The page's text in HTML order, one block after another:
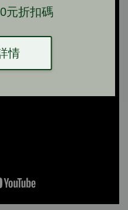
元折扣碼
情